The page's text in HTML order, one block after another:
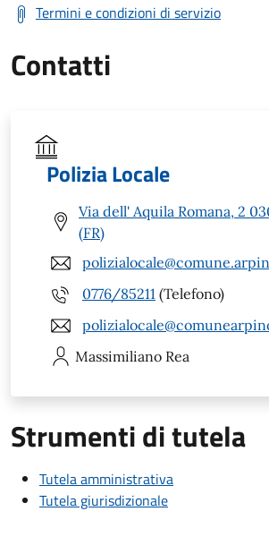
Termini e condizioni di servizio
Contatti
Polizia Locale
Via dell' Aquila Romana, 2
(FR)
0776/85211 (Telefono)
Massimiliano Rea
Strumenti di tutela
Tutela amministrativa
Tutela giurisdizionale